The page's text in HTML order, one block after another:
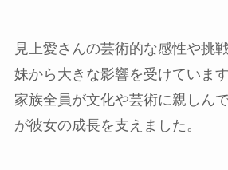
見上愛さんの芸術的な感性や挑
妹から大きな影響を受けています
家族全員が文化や芸術に親しん
が彼女の成長を支えました。